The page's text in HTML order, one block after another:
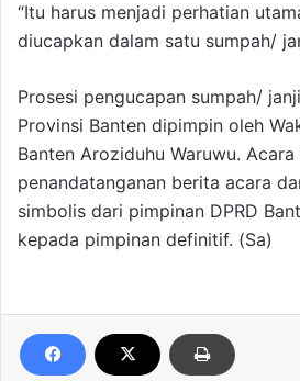
“Itu harus menjadi perhatian
diucapkan dalam satu sumpah/
Prosesi pengucapan sumpah/
Provinsi Banten dipimpin oleh
Banten Aroziduhu Waruwu.
penandatanganan berita acara
simbolis dari pimpinan DPRD
kepada pimpinan definitif. (Sa)